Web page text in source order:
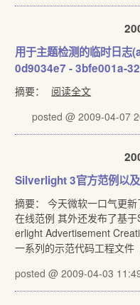
用于主题检测的临时日
0d9034e7 - 3bfe001a-
摘要：
阅读全文
posted @ 2009-04-07
Silverlight 3官方范例以
摘要： 今天微软一口气更
在线范例 其外还发布了基
erlight Advertisement
一系列的示范代码工程文件
posted @ 2009-04-03